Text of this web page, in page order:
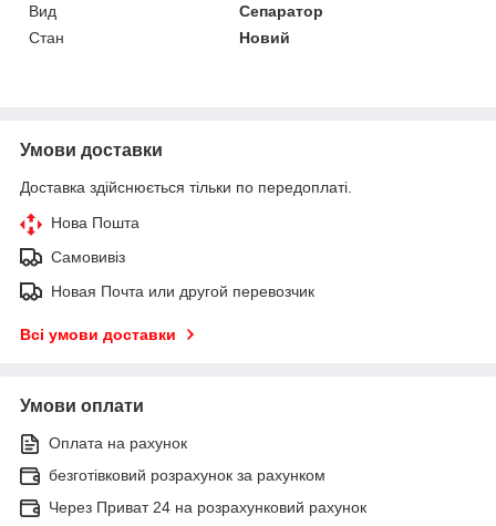
Вид
Сепаратор
Стан
Новий
Умови доставки
Доставка здійснюється тільки по передоплаті.
Нова Пошта
Самовивіз
Новая Почта или другой перевозчик
Всі умови доставки
Умови оплати
Оплата на рахунок
безготівковий розрахунок за рахунком
Через Приват 24 на розрахунковий рахунок